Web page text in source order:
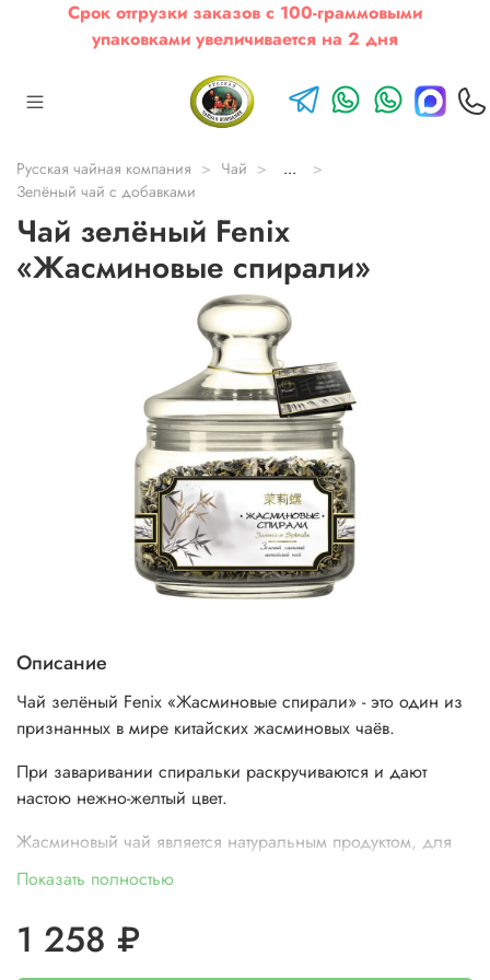
Срок отгрузки заказов с 100-граммовыми
упаковками увеличивается на 2 дня
Русская чайная компания Чай
...
Зелёный чай с добавками
Чай зелёный Fenix
«Жасминовые спирали»
Описание
Чай зелёный Fenix «Жасминовые спирали» - это один из
признанных в мире китайских жасминовых чаёв.
При заваривании спиральки раскручиваются и дают
настою нежно-желтый цвет.
Жасминовый чай является натуральным продуктом, для
приготовления которого мастерами используются только
Для чая характерен изысканный вкус с долгим приятным
Показать полностью
1 258 ₽